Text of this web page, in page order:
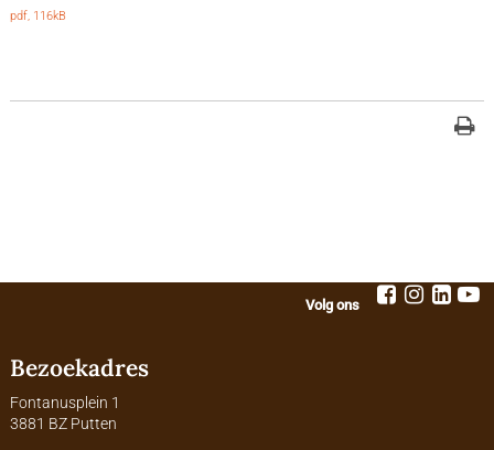
pdf, 116kB
Volg ons
Bezoekadres
Fontanusplein 1
3881 BZ Putten